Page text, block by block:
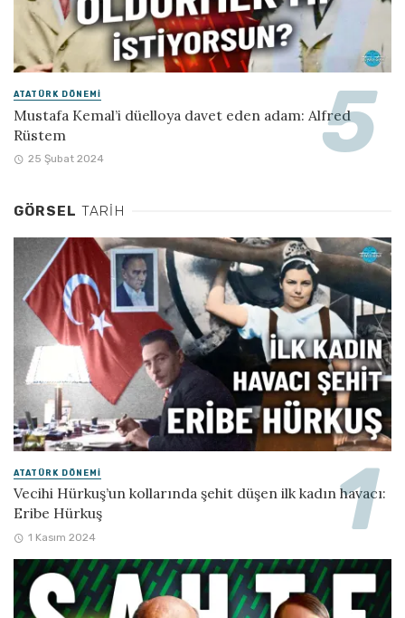
ATATÜRK DÖNEMI
Mustafa Kemal’i düelloya davet eden adam: Alfred
Rüstem
25 Şubat 2024
GÖRSEL TARIH
ATATÜRK DÖNEMI
Vecihi Hürkuş’un kollarında şehit düşen ilk kadın havacı:
Eribe Hürkuş
1 Kasım 2024